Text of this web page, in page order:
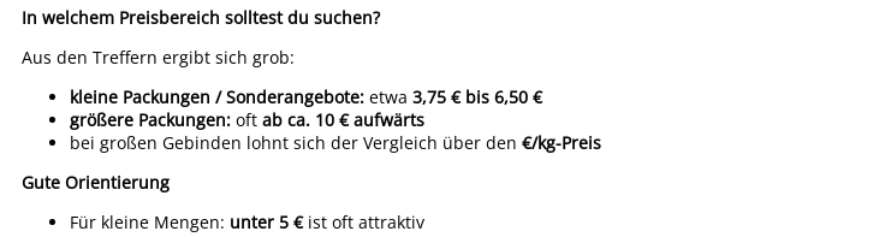
In welchem Preisbereich solltest du suchen?
Aus den Treffern ergibt sich grob:
kleine Packungen / Sonderangebote: etwa 3,75 € bis 6,50 €
größere Packungen: oft ab ca. 10 € aufwärts
bei großen Gebinden lohnt sich der Vergleich über den €/kg-Preis
Gute Orientierung
Für kleine Mengen: unter 5 €ist oft attraktiv